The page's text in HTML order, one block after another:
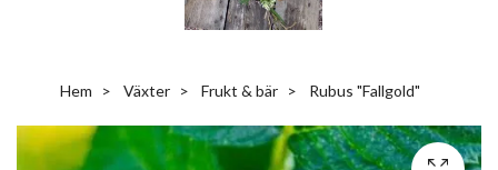
Hem Växter Frukt & bär Rubus "Fallgold"